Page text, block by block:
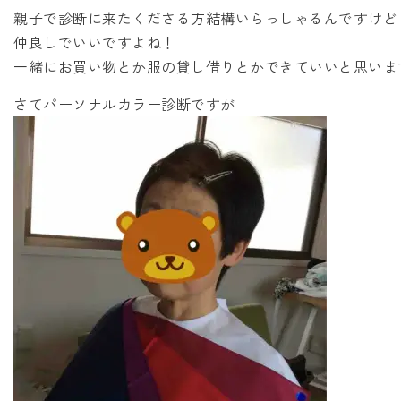
親子で診断に来たくださる方結構いらっしゃるんですけど
仲良しでいいですよね！
一緒にお買い物とか服の貸し借りとかできていいと思い
さてパーソナルカラー診断ですが